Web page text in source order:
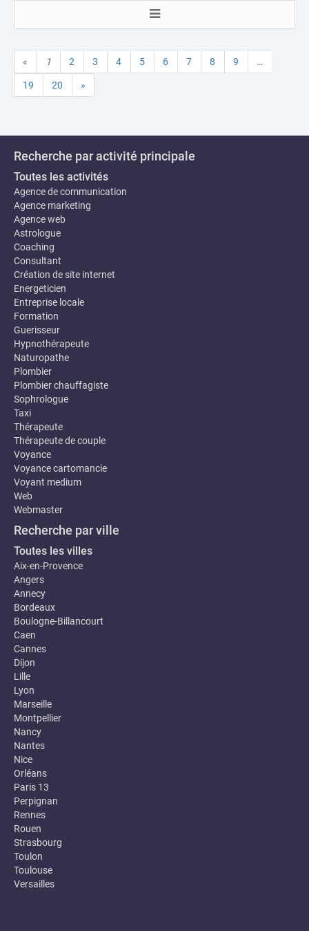
« 1 2 3 4 5 6 7 8 9 …
19 20 »
Recherche par activité principale
Toutes les activités
Agence de communication
Agence marketing
Agence web
Astrologue
Coaching
Consultant
Création de site internet
Energeticien
Entreprise locale
Formation
Guerisseur
Hypnothérapeute
Naturopathe
Plombier
Plombier chauffagiste
Sophrologue
Taxi
Thérapeute
Thérapeute de couple
Voyance
Voyance cartomancie
Voyant medium
Web
Webmaster
Recherche par ville
Toutes les villes
Aix-en-Provence
Angers
Annecy
Bordeaux
Boulogne-Billancourt
Caen
Cannes
Dijon
Lille
Lyon
Marseille
Montpellier
Nancy
Nantes
Nice
Orléans
Paris 13
Perpignan
Rennes
Rouen
Strasbourg
Toulon
Toulouse
Versailles